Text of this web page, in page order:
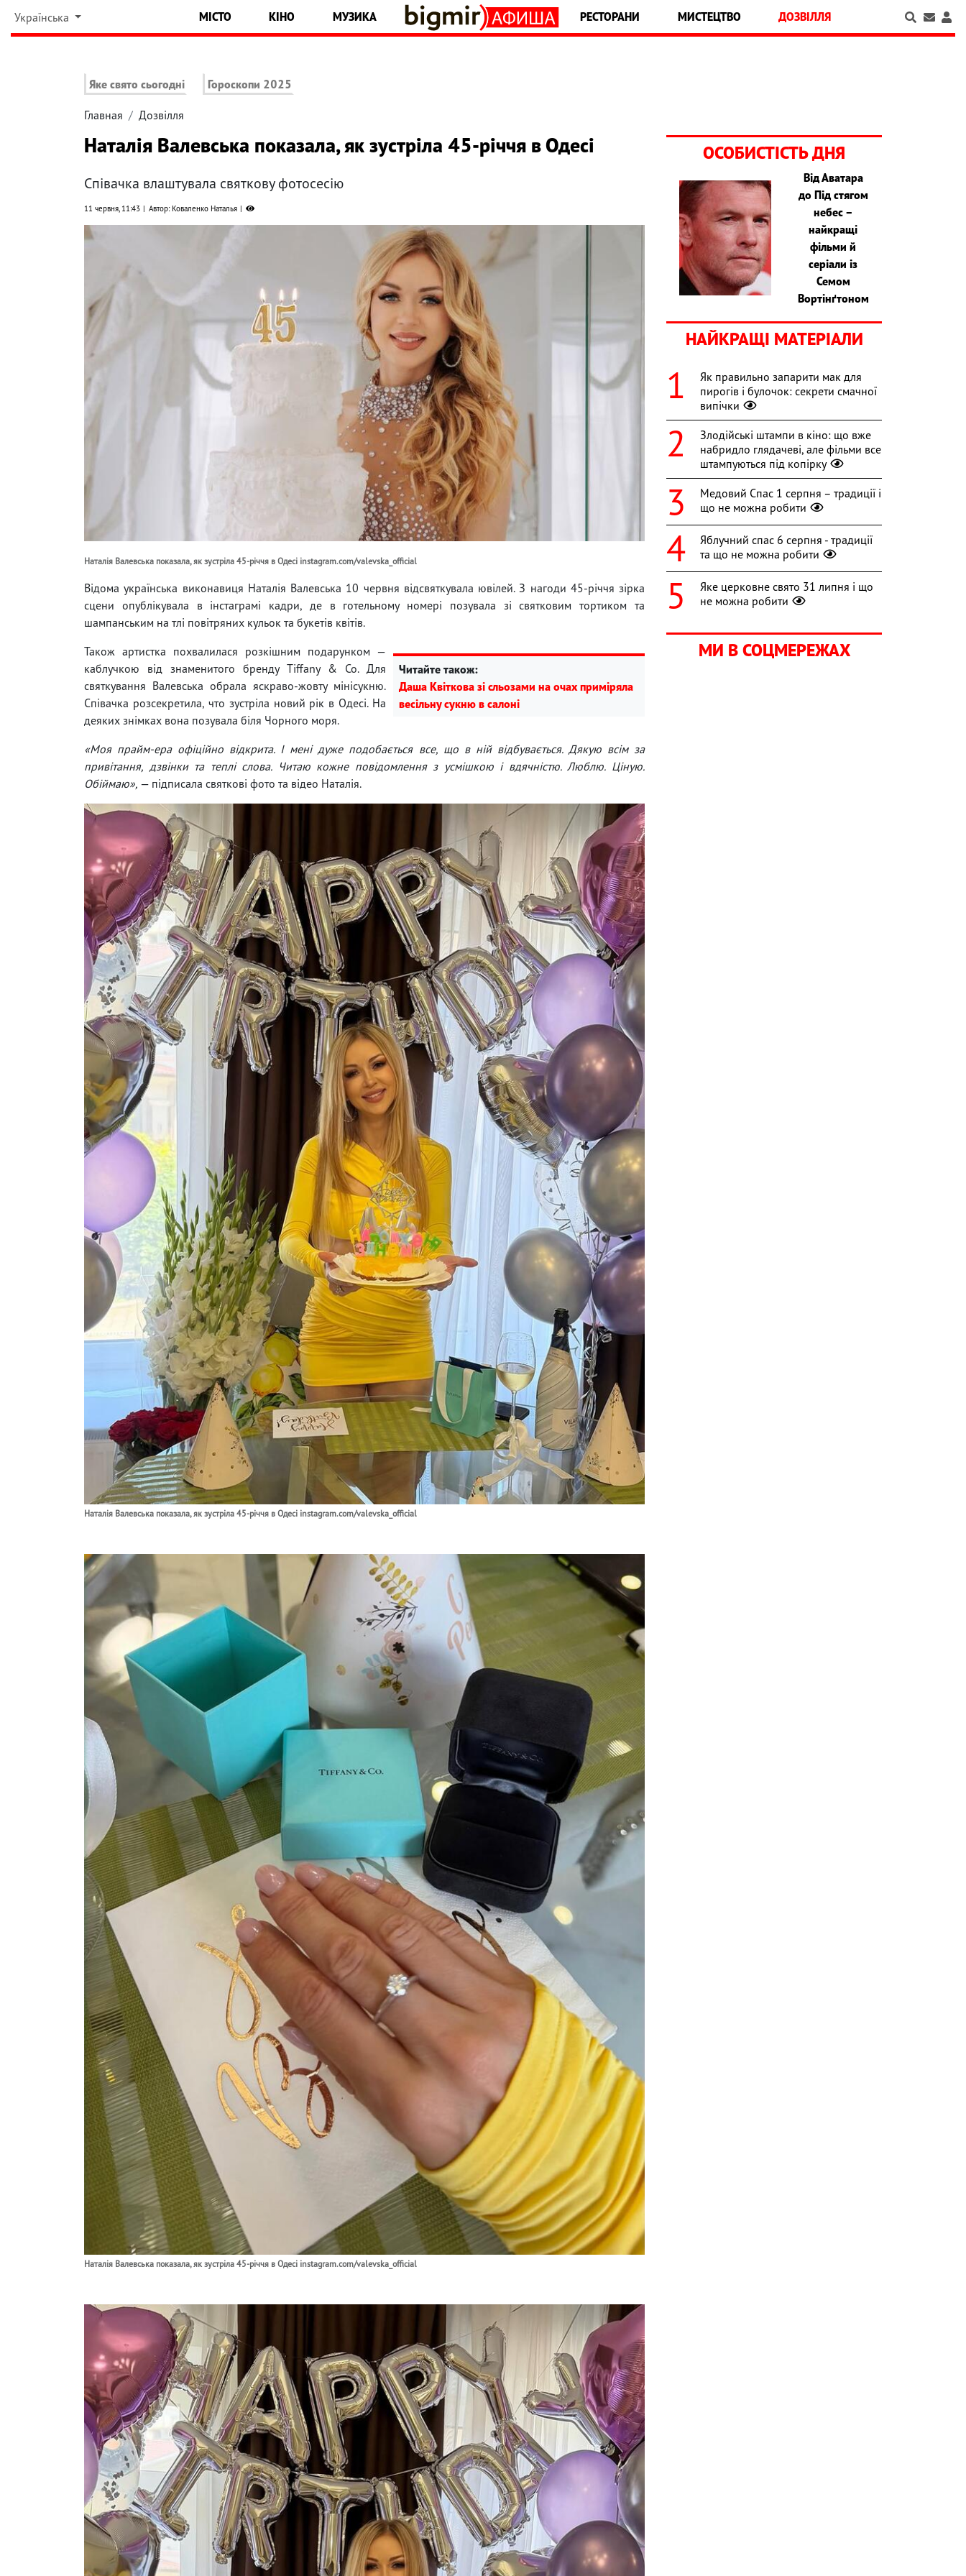
Українська МІСТО КІНО МУЗИКА РЕСТОРАНИ МИСТЕЦТВО ДОЗВІЛЛЯ
Яке свято сьогодні Гороскопи 2025
Главная Дозвілля
Наталія Валевська показала, як зустріла 45-річчя в Одесі
Співачка влаштувала святкову фотосесію
11 червня, 11:43 Автор: Коваленко Наталья
Наталія Валевська показала, як зустріла 45-річчя в Одесі instagram.com/valevska_official
Відома українська виконавиця Наталія Валевська 10 червня відсвяткувала ювілей. З нагоди 45-річчя зірка
сцени опублікувала в інстаграмі кадри, де в готельному номері позувала зі святковим тортиком та
шампанським на тлі повітряних кульок та букетів квітів.
Читайте також:
Даша Квіткова зі сльозами на очах приміряла
весільну сукню в салоні
Також артистка похвалилася розкішним подарунком —
каблучкою від знаменитого бренду Tiffany & Co. Для
святкування Валевська обрала яскраво-жовту мінісукню.
Співачка розсекретила, что зустріла новий рік в Одесі. На
деяких знімках вона позувала біля Чорного моря.
«Моя прайм-ера офіційно відкрита. І мені дуже подобається все, що в ній відбувається. Дякую всім за
привітання, дзвінки та теплі слова. Читаю кожне повідомлення з усмішкою і вдячністю. Люблю. Ціную.
Обіймаю», — підписала святкові фото та відео Наталія.
Наталія Валевська показала, як зустріла 45-річчя в Одесі instagram.com/valevska_official
Наталія Валевська показала, як зустріла 45-річчя в Одесі instagram.com/valevska_official
ОСОБИСТІСТЬ ДНЯ
Від Аватара
до Під стягом
небес –
найкращі
фільми й
серіали із
Семом
Вортінґтоном
НАЙКРАЩІ МАТЕРІАЛИ
Як правильно запарити мак для
пирогів і булочок: секрети смачної
випічки
Злодійські штампи в кіно: що вже
набридло глядачеві, але фільми все
штампуються під копірку
Медовий Спас 1 серпня – традиції і
що не можна робити
Яблучний спас 6 серпня - традиції
та що не можна робити
Яке церковне свято 31 липня і що
не можна робити
МИ В СОЦМЕРЕЖАХ